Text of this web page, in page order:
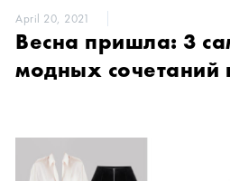
April 20, 2021
Весна пришла: 3
модных сочетаний